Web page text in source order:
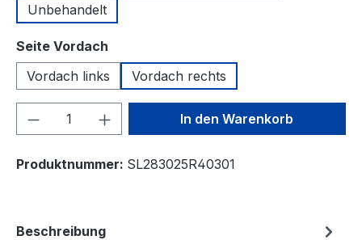
Unbehandelt
Seite Vordach
Vordach links
Vordach rechts
Produkt Anzahl: Gib denIn den Warenkorb
Produktnummer: SL283025R40301
Beschreibung